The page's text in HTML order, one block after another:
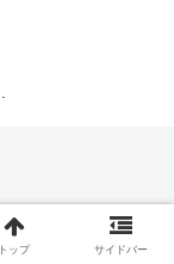
トップ サイドバー